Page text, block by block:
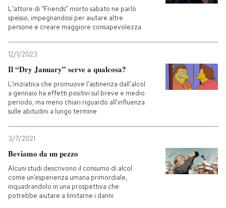
SHOP
CALENDARIO
Entra
L'attore di “Friends” morto sabato ne parlò
spesso, impegnandosi per aiutare altre
persone e creare maggiore consapevolezza
12/1/2023
Il “Dry January” serve a qualcosa?
L’iniziativa che promuove l’astinenza dall’alcol
a gennaio ha effetti positivi sul breve e medio
periodo, ma meno chiari riguardo all’influenza
sulle abitudini a lungo termine
3/7/2021
Beviamo da un pezzo
Alcuni studi descrivono il consumo di alcol
come un’esperienza umana primordiale,
inquadrandolo in una prospettiva che
potrebbe aiutare a limitarne i danni